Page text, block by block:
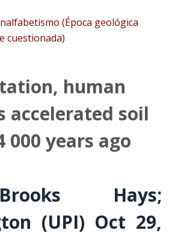
(Época geológica
cuestionada)
human
accelerated soil
000 years ago
Hays;
(UPI) Oct 29,